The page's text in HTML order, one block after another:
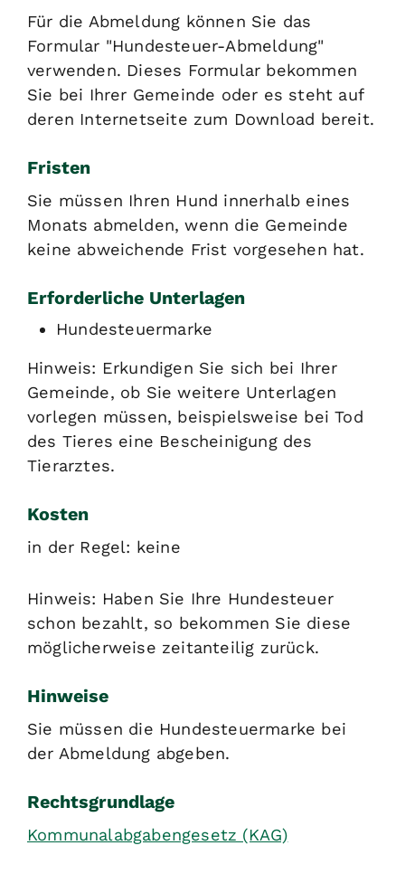
Für die Abmeldung können Sie das
Formular "Hundesteuer-Abmeldung"
verwenden. Dieses Formular bekommen
Sie bei Ihrer Gemeinde oder es steht auf
deren Internetseite zum Download bereit.
Fristen
Sie müssen Ihren Hund innerhalb eines
Monats abmelden, wenn die Gemeinde
keine abweichende Frist vorgesehen hat.
Erforderliche Unterlagen
Hundesteuermarke
Hinweis: Erkundigen Sie sich bei Ihrer
Gemeinde, ob Sie weitere Unterlagen
vorlegen müssen, beispielsweise bei Tod
des Tieres eine Bescheinigung des
Tierarztes.
Kosten
in der Regel: keine
Hinweis: Haben Sie Ihre Hundesteuer
schon bezahlt, so bekommen Sie diese
möglicherweise zeitanteilig zurück.
Hinweise
Sie müssen die Hundesteuermarke bei
der Abmeldung abgeben.
Rechtsgrundlage
Kommunalabgabengesetz (KAG)